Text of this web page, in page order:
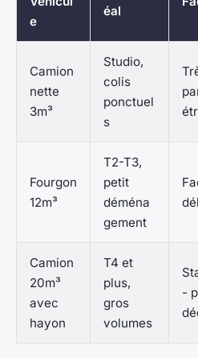
e
éal
Camion
nette
3m³
Studio,
colis
ponctuel
s
Fourgon
12m³
T2-T3,
petit
déména
gement
Camion
20m³
avec
hayon
T4 et
plus,
gros
volumes
-